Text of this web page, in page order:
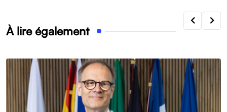
À lire également